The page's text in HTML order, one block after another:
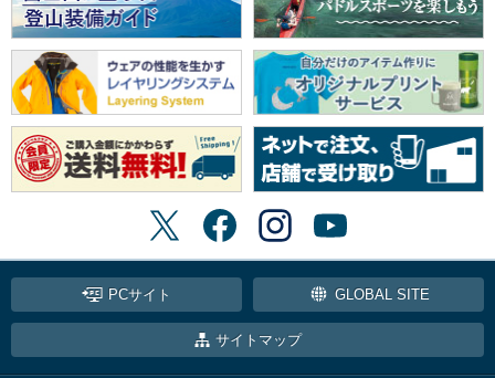
PCサイト GLOBAL SITE
サイトマップ